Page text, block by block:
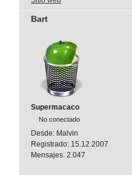
Bart
Supermacaco
No conectado
Desde: Malvin
Registrado: 15.12.2007
Mensajes: 2.047